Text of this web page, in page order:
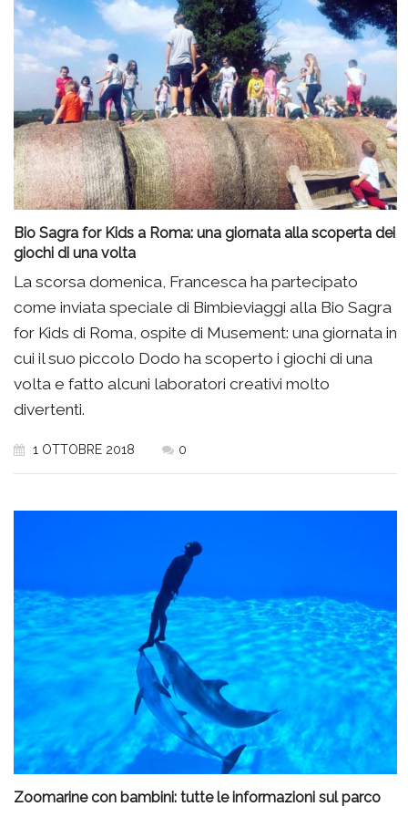
Bio Sagra for Kids a Roma: una giornata alla scoperta dei
giochi di una volta
La scorsa domenica, Francesca ha partecipato
come inviata speciale di Bimbieviaggi alla Bio Sagra
for Kids di Roma, ospite di Musement: una giornata in
cui il suo piccolo Dodo ha scoperto i giochi di una
volta e fatto alcuni laboratori creativi molto
divertenti.
1 OTTOBRE 2018 0
Zoomarine con bambini: tutte le informazioni sul parco